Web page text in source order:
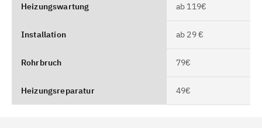
Heizungswartung ab 119€
Installation ab 29 €
Rohrbruch 79€
Heizungsreparatur 49€